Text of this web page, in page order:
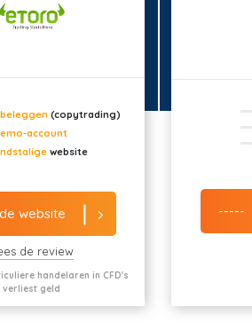
(copytrading)
account
website
website
de review
handelaren in CFD's
verliest geld
-----